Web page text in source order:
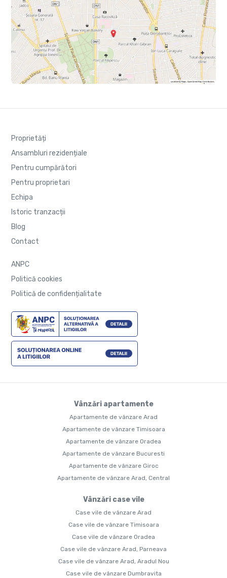
Proprietăți
Ansambluri rezidențiale
Pentru cumpărători
Pentru proprietari
Echipa
Istoric tranzacții
Blog
Contact
ANPC
Politică cookies
Politică de confidențialitate
Vânzări apartamente
Apartamente de vânzare Arad
Apartamente de vânzare Timisoara
Apartamente de vânzare Oradea
Apartamente de vânzare Bucuresti
Apartamente de vânzare Giroc
Apartamente de vânzare Arad, Central
Vânzări case vile
Case vile de vânzare Arad
Case vile de vânzare Timisoara
Case vile de vânzare Oradea
Case vile de vânzare Arad, Parneava
Case vile de vânzare Arad, Aradul Nou
Case vile de vânzare Dumbravita